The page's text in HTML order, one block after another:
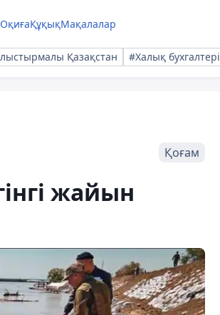
ОқиғаҚұқықМақалалар
Қазақстан #Халық бухгалтері
Қоғам
жайын